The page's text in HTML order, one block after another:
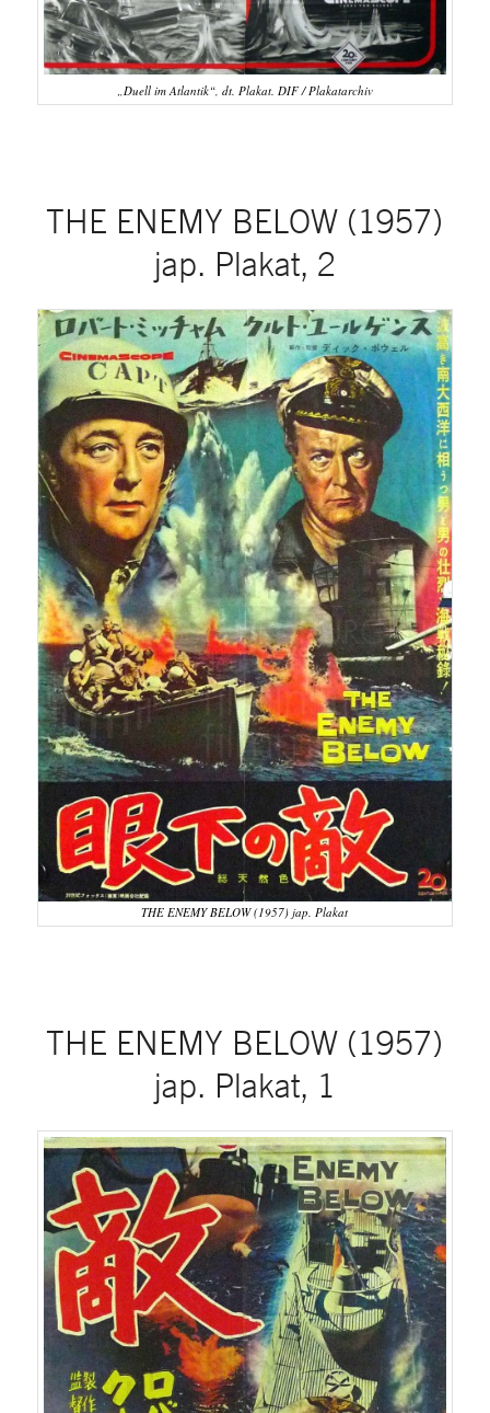
„Duell im Atlantik“, dt. Plakat. DIF / Plakatarchiv
THE ENEMY BELOW (1957)
jap. Plakat, 2
THE ENEMY BELOW (1957) jap. Plakat
THE ENEMY BELOW (1957)
jap. Plakat, 1